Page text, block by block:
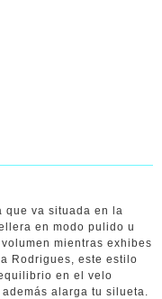
va situada en la
en modo pulido u
mientras exhibes
Rodrigues, este estilo
en el velo
alarga tu silueta.